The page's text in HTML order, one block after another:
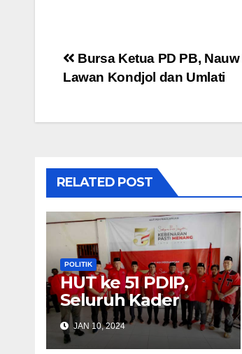
Post
navigation
Bursa Ketua PD PB,
Lawan Kondjol dan Umlati
RELATED POST
POLITIK
HUT ke 51 PDIP,
Seluruh Kader
Diingatkan Selalu
Komunikasi
JAN 10, 2024